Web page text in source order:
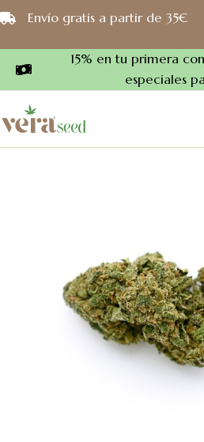
Ir
al
contenido
Envío gratis a partir de 35€
15% en tu primera
especiales